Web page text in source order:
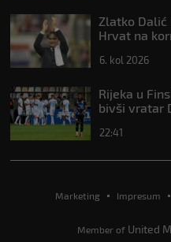
Zlatko Dalić
Hrvat na
6. kol 2026
Rijeka u
bivši vratar
22:41
Marketing Impresum
Member of United